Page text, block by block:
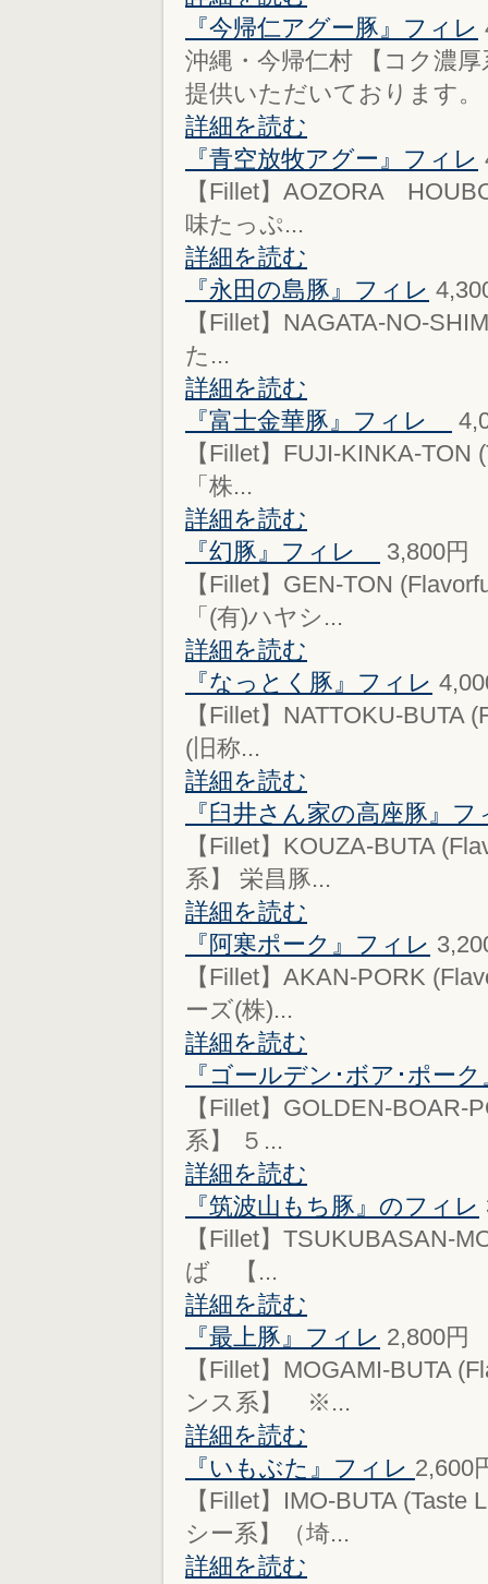
『今帰仁アグー豚』フィレ
沖縄・今帰仁村 【コク濃
提供いただいております
詳細を読む
『青空放牧アグー』フィレ
【Fillet】AOZORA
味たっぷ...
詳細を読む
『永田の島豚』フィレ
【Fillet】NAGATA-NO-
た...
詳細を読む
『富士金華豚』フィレ
【Fillet】FUJI-KINKA-
「株...
詳細を読む
『幻豚』フィレ
3,800円
【Fillet】GEN-TON
「(有)ハヤシ...
詳細を読む
『なっとく豚』フィレ
【Fillet】NATTOKU-BUTA
(旧称...
詳細を読む
『臼井さん家の高座豚』フ
【Fillet】KOUZA-BUTA
系】 栄昌豚...
詳細を読む
『阿寒ポーク』フィレ
【Fillet】AKAN-PORK
ーズ(株)...
詳細を読む
『ゴールデン･ボア･ポー
【Fillet】GOLDEN-
系】 ５...
詳細を読む
『筑波山もち豚』のフィレ
【Fillet】TSUKUBASAN-
ば 【...
詳細を読む
『最上豚』フィレ 2,800
【Fillet】MOGAMI-BUTA
ンス系】 ※...
詳細を読む
『いもぶた』フィレ 2,600
【Fillet】IMO-BUTA
シー系】（埼...
詳細を読む